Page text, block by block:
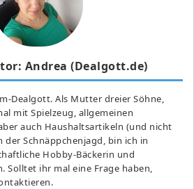
Andrea (Dealgott.de)
Dealgott. Als Mutter dreier Söhne,
mit Spielzeug, allgemeinen
auch Haushaltsartikeln (und nicht
der Schnäppchenjagd, bin ich in
Hobby-Bäckerin und
Solltet ihr mal eine Frage haben,